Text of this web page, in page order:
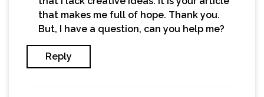
that makes me full of hope. Thank you.
But, I have a question, can you help me?
Reply